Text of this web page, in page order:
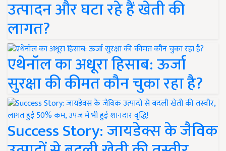
उत्पादन और घटा रहे हैं खेती की
लागत?
एथेनॉल का अधूरा हिसाब: ऊर्जा
सुरक्षा की कीमत कौन चुका रहा है?
Success Story: जायडेक्स के जैविक